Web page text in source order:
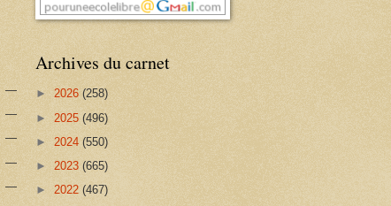
Archives du carnet
► 2026 (258)
► 2025 (496)
► 2024 (550)
► 2023 (665)
► 2022 (467)